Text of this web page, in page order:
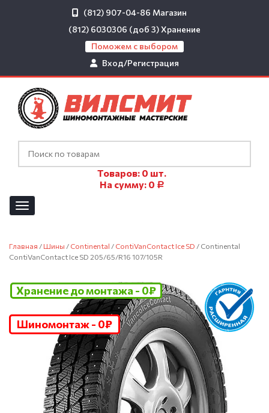
(812) 907-04-86 Магазин
(812) 6030306 (доб 3)Хранение
Поможем с выбором
Вход/Регистрация
Товаров: 0 шт.
На сумму: 0 Р
Главная / Шины / Continental / ContiVanContact Ice SD / Continental
ContiVanContact Ice SD 205/65/R16 107/105R
Шиномонтаж - 0₽
Хранение до монтажа - 0₽